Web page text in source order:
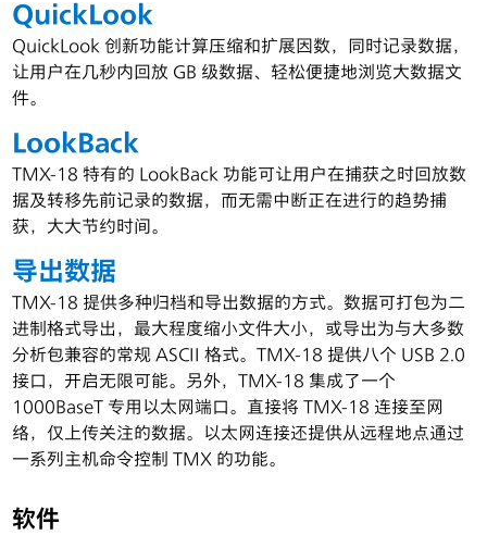
QuickLook
QuickLook 创新功能计算压缩和扩展因数，同时记录数据，
让用户在几秒内回放 GB 级数据、轻松便捷地浏览大数据文
件。
LookBack
TMX-18 特有的 LookBack 功能可让用户在捕获之时回放数
据及转移先前记录的数据，而无需中断正在进行的趋势捕
获，大大节约时间。
导出数据
TMX-18 提供多种归档和导出数据的方式。数据可打包为二
进制格式导出，最大程度缩小文件大小，或导出为与大多数
分析包兼容的常规 ASCII 格式。TMX-18 提供八个 USB 2.0
接口，开启无限可能。另外，TMX-18 集成了一个
1000BaseT 专用以太网端口。直接将 TMX-18 连接至网
络，仅上传关注的数据。以太网连接还提供从远程地点通过
一系列主机命令控制 TMX 的功能。
软件